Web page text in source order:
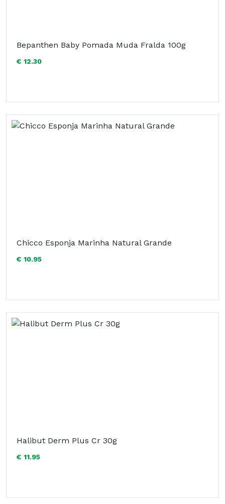
Bepanthen Baby Pomada Muda Fralda 100g
€ 12.30
Chicco Esponja Marinha Natural Grande
€ 10.95
Halibut Derm Plus Cr 30g
€ 11.95